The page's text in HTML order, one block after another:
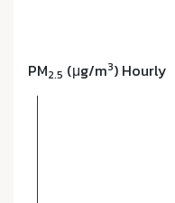
PM2.5 (μg/m3) Hourly